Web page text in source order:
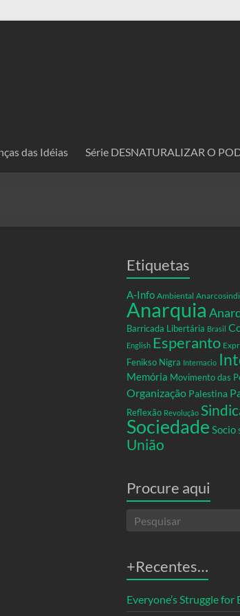
das Idéias Série DESNATURALIZAR O
Etiquetas
A-Info Ambiental
Anarquia
Barricada Libertária Brasil
English Esperanto
Fenikso Nigra Internacio
Memória Movimento das
Organização Palestina
Reflexão Revolução
Sociedade Socio
União
Procure aqui
+Recentes…
Everyone’s Struggle